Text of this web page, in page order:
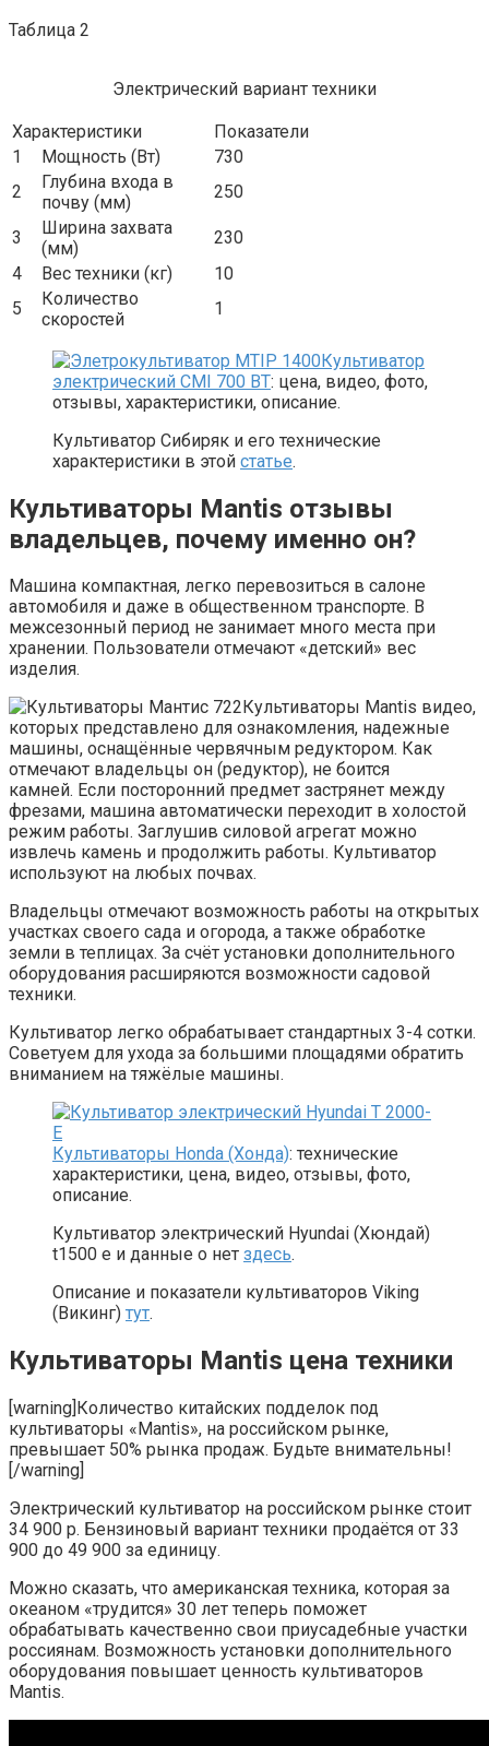
Таблица 2
Электрический вариант техники
Характеристики
Показатели
1
Мощность (Вт)
730
2
Глубина входа в
почву (мм)
250
3
Ширина захвата
(мм)
230
4
Вес техники (кг)
10
5
Количество
скоростей
1
Культиватор
электрический CMI 700 BT: цена, видео, фото,
отзывы, характеристики, описание.
Культиватор Сибиряк и его технические
характеристики в этой статье.
Культиваторы Mantis отзывы
владельцев, почему именно он?
Машина компактная, легко перевозиться в салоне
автомобиля и даже в общественном транспорте. В
межсезонный период не занимает много места при
хранении. Пользователи отмечают «детский» вес
изделия.
Культиваторы Mantis видео,
которых представлено для ознакомления, надежные
машины, оснащённые червячным редуктором. Как
отмечают владельцы он (редуктор), не боится
камней. Если посторонний предмет застрянет между
фрезами, машина автоматически переходит в холостой
режим работы. Заглушив силовой агрегат можно
извлечь камень и продолжить работы. Культиватор
используют на любых почвах.
Владельцы отмечают возможность работы на открытых
участках своего сада и огорода, а также обработке
земли в теплицах. За счёт установки дополнительного
оборудования расширяются возможности садовой
техники.
Культиватор легко обрабатывает стандартных 3-4 сотки.
Советуем для ухода за большими площадями обратить
вниманием на тяжёлые машины.
Культиваторы Honda (Хонда): технические
характеристики, цена, видео, отзывы, фото,
описание.
Культиватор электрический Hyundai (Хюндай)
t1500 e и данные о нет здесь.
Описание и показатели культиваторов Viking
(Викинг) тут.
Культиваторы Mantis цена техники
[warning]Количество китайских подделок под
культиваторы «Mantis», на российском рынке,
превышает 50% рынка продаж. Будьте внимательны!
[/warning]
Электрический культиватор на российском рынке стоит
34 900 р. Бензиновый вариант техники продаётся от 33
900 до 49 900 за единицу.
Можно сказать, что американская техника, которая за
океаном «трудится» 30 лет теперь поможет
обрабатывать качественно свои приусадебные участки
россиянам. Возможность установки дополнительного
оборудования повышает ценность культиваторов
Mantis.